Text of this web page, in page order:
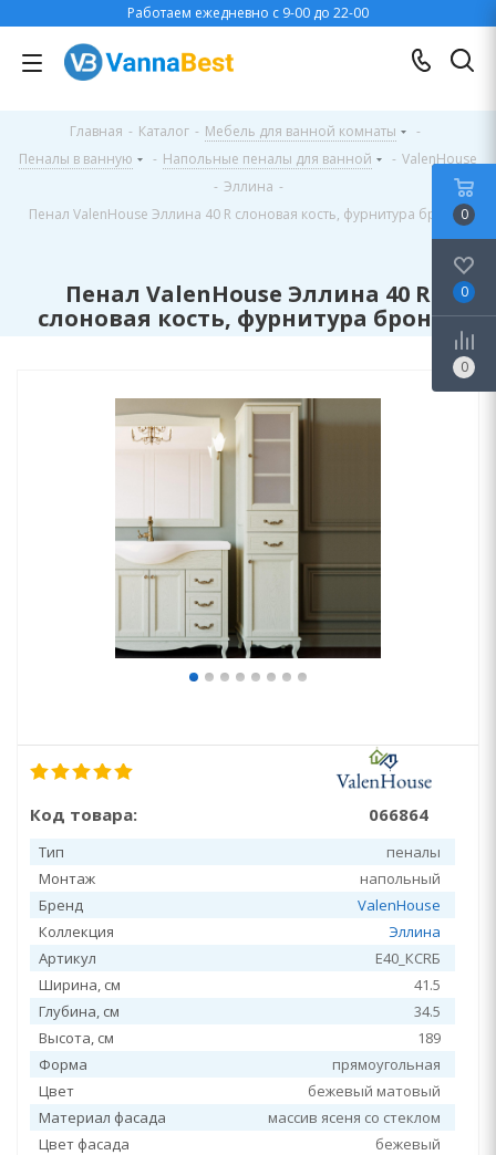
Работаем ежедневно с 9-00 до 22-00
Главная - Каталог - Мебель для ванной комнаты
-
Пеналы в ванную
- Напольные пеналы для ванной - ValenHouse
- Эллина -
Пенал ValenHouse Эллина 40 R слоновая кость, фурнитура бронза
Пенал ValenHouse Эллина 40 R
слоновая кость, фурнитура бронза
Код товара: 066864
Тип
пеналы
Монтаж
напольный
Бренд
ValenHouse
Коллекция
Эллина
Артикул
E40_КСRБ
Ширина, см
41.5
Глубина, см
34.5
Высота, см
189
Форма
прямоугольная
Цвет
бежевый матовый
Материал фасада
массив ясеня со стеклом
Цвет фасада
бежевый
0
0
0